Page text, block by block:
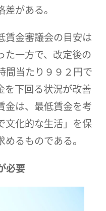
がある。
金審議会の目安は
た一方で、改定後の
間当たり９９２円で
を下回る状況が改善
金は、最低賃金を考
文化的な生活」を保
るものである。
必要